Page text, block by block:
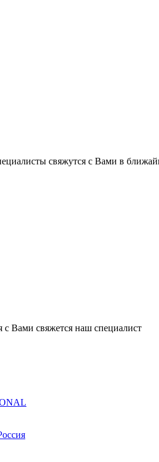
свяжутся с Вами в
Вами свяжется наш специалист